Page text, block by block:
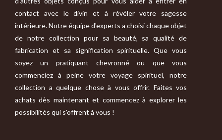
contact avec le divin et à révéler votre sagesse
intérieure. Notre équipe d'experts a choisi chaque objet
de notre collection pour sa beauté, sa qualité de
fabrication et sa signification spirituelle. Que vous
soyez un pratiquant chevronné ou que vous
commenciez à peine votre voyage spirituel, notre
collection a quelque chose à vous offrir. Faites vos
achats dès maintenant et commencez à explorer les
possibilités qui s'offrent à vous !